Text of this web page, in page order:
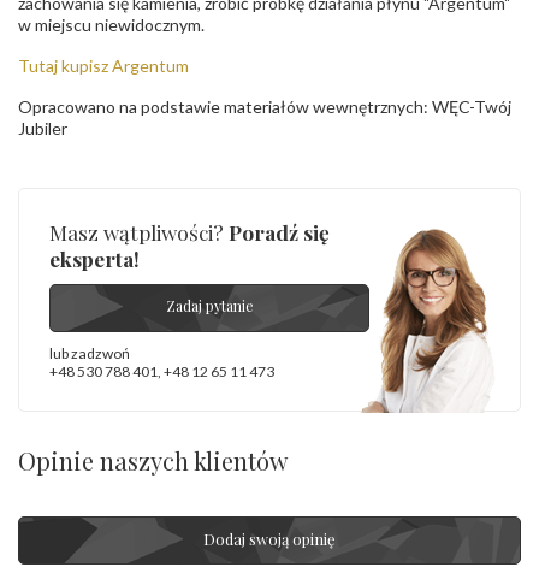
w miejscu niewidocznym.
Tutaj kupisz Argentum
Opracowano na podstawie materiałów wewnętrznych: WĘC-Twój
Jubiler
Masz wątpliwości? Poradź się
eksperta!
Zadaj pytanie
lub zadzwoń
+48 530 788 401, +48 12 65 11 473
Opinie naszych klientów
Dodaj swoją opinię